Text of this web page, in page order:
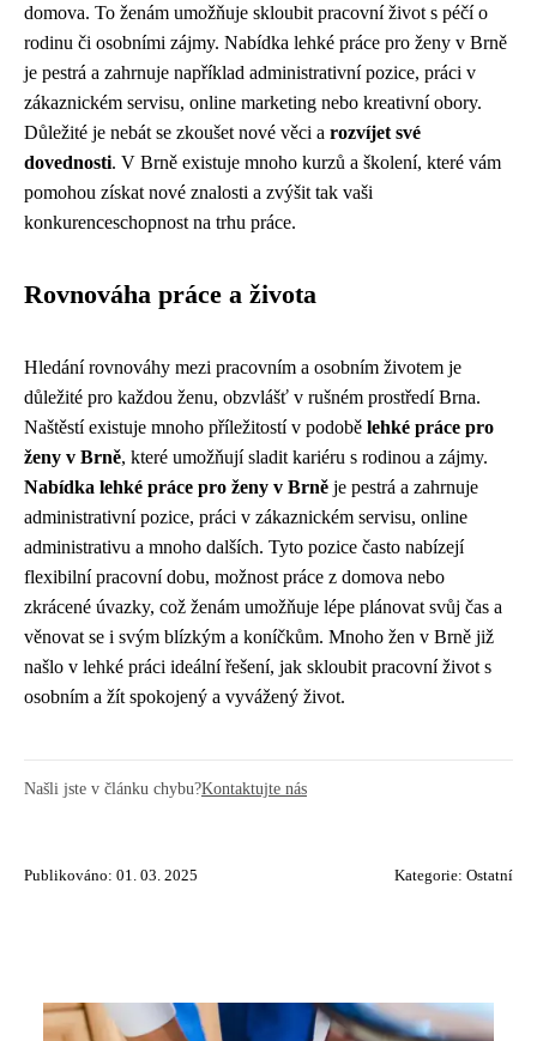
domova. To ženám umožňuje skloubit pracovní život s péčí o
rodinu či osobními zájmy. Nabídka lehké práce pro ženy v Brně
je pestrá a zahrnuje například administrativní pozice, práci v
zákaznickém servisu, online marketing nebo kreativní obory.
Důležité je nebát se zkoušet nové věci a rozvíjet své
dovednosti. V Brně existuje mnoho kurzů a školení, které vám
pomohou získat nové znalosti a zvýšit tak vaši
konkurenceschopnost na trhu práce.
Rovnováha práce a života
Hledání rovnováhy mezi pracovním a osobním životem je
důležité pro každou ženu, obzvlášť v rušném prostředí Brna.
Naštěstí existuje mnoho příležitostí v podobě lehké práce pro
ženy v Brně, které umožňují sladit kariéru s rodinou a zájmy.
Nabídka lehké práce pro ženy v Brně je pestrá a zahrnuje
administrativní pozice, práci v zákaznickém servisu, online
administrativu a mnoho dalších. Tyto pozice často nabízejí
flexibilní pracovní dobu, možnost práce z domova nebo
zkrácené úvazky, což ženám umožňuje lépe plánovat svůj čas a
věnovat se i svým blízkým a koníčkům. Mnoho žen v Brně již
našlo v lehké práci ideální řešení, jak skloubit pracovní život s
osobním a žít spokojený a vyvážený život.
Našli jste v článku chybu?Kontaktujte nás
Publikováno: 01. 03. 2025 Kategorie: Ostatní